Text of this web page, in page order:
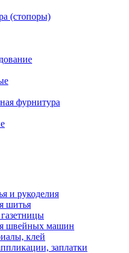
(стопоры)
фурнитура
и рукоделия
шитья
швейных машин
клей
заплатки